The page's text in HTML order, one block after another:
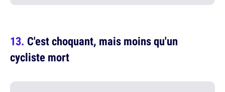
C'est choquant, mais moins qu'un
cycliste mort